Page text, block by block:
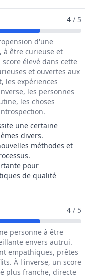
Le Métier De
4 / 5
d'une
à être curieuse et
élevé dans cette
et ouvertes aux
les expériences
les personnes
les choses
une certaine
divers.
méthodes et
pour
de qualité
Assureur / 4 / 5
personne à être
envers autrui.
empathiques, prêtes
À l'inverse, un score
plus franche, directe